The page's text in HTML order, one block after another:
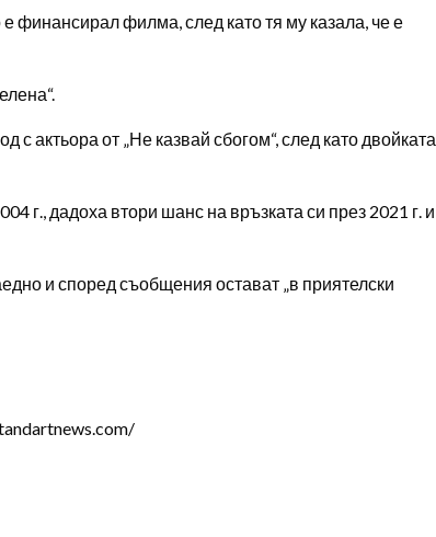
финансирал филма, след като тя му казала, че е
с актьора от „Не казвай сбогом“, след като двойката
г., дадоха втори шанс на връзката си през 2021 г. и
и според съобщения остават „в приятелски